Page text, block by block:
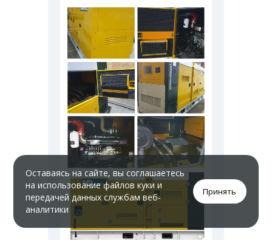
Оставаясь на сайте, вы соглашаетесь
на использование файлов куки и
передачей данных службам веб-
аналитики
Принять